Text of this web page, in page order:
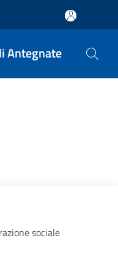
Antegnate
sociale